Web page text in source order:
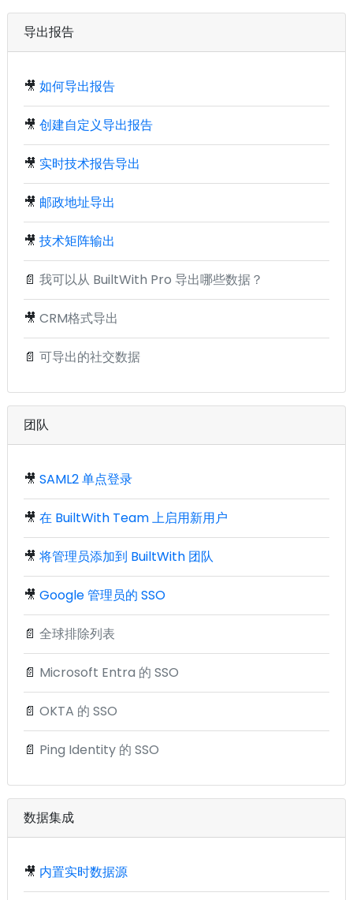
导出报告
🎥 如何导出报告
🎥 创建自定义导出报告
🎥 实时技术报告导出
🎥 邮政地址导出
🎥 技术矩阵输出
📄 我可以从 BuiltWith Pro 导出哪些数据？
🎥 CRM格式导出
📄 可导出的社交数据
团队
🎥 SAML2 单点登录
🎥 在 BuiltWith Team 上启用新用户
🎥 将管理员添加到 BuiltWith 团队
🎥 Google 管理员的 SSO
📄 全球排除列表
📄 Microsoft Entra 的 SSO
📄 OKTA 的 SSO
📄 Ping Identity 的 SSO
数据集成
🎥 内置实时数据源